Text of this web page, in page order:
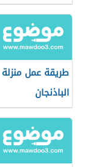
بالبطاطس
طريقة عمل منزلة
الباذنجان